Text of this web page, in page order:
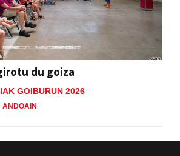
du goiza
GOIBURUN 2026
ANDOAIN